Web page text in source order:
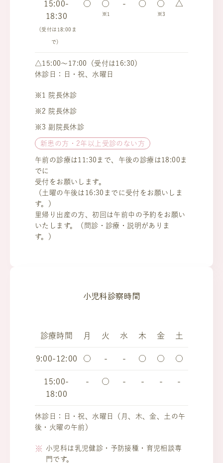
15:00-
18:30
（受付は18:00ま
で）
○ ○
※1
- ○ ○
※3
△
△15:00～17:00（受付は16:30）
休診日：日・祝、水曜日
※1 院長休診
※2 院長休診
※3 副院長休診
新患の方・2年以上受診のない方
午前の診療は11:30まで、午後の診療は18:00ま
でに
受付をお願いします。
（土曜の午後は16:30までに受付をお願いしま
す。）
里帰り出産の方、初回は午前中の予約をお願い
いたします。（問診・診療・説明がありま
す。）
小児科診察時間
診療時間 月 火 水 木 金 土
9:00-12:00 ○ - - ○ ○ ○
15:00-
18:00
- ○ - - - -
休診日：日・祝、水曜日（月、木、金、土の午
後・火曜の午前）
小児科は乳児健診・予防接種・育児相談専
門です。